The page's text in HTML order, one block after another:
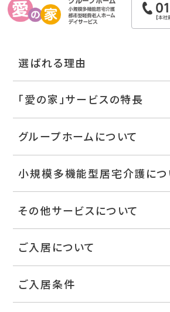
選ばれる理由
「愛の家」サービスの特長
グループホームについて
小規模多機能型居宅介護につ
その他サービスについて
ご入居について
ご入居条件